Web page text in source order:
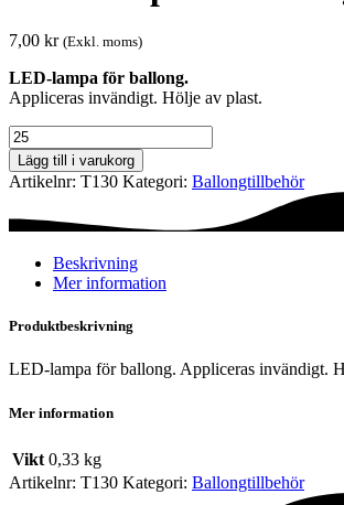
7,00 kr (Exkl. moms)
LED-lampa för ballong.
Appliceras invändigt. Hölje av plast.
LED-
lampa
till
ballong
Plast
mängd
Lägg till i varukorg
Artikelnr: T130 Kategori: Ballong­tillbehör
Beskrivning
Mer information
Produktbeskrivning
LED-lampa för ballong. Appliceras invändigt.
Mer information
Vikt 0,33 kg
Artikelnr: T130 Kategori: Ballong­tillbehör